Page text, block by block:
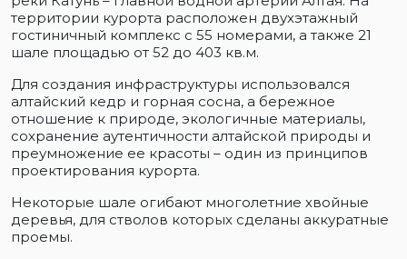
территории курорта расположен двухэтажный
гостиничный комплекс с 55 номерами, а также 21
шале площадью от 52 до 403 кв.м.
Для создания инфраструктуры использовался
алтайский кедр и горная сосна, а бережное
отношение к природе, экологичные материалы,
сохранение аутентичности алтайской природы и
преумножение ее красоты – один из принципов
проектирования курорта.
Некоторые шале огибают многолетние хвойные
деревья, для стволов которых сделаны аккуратные
проемы.